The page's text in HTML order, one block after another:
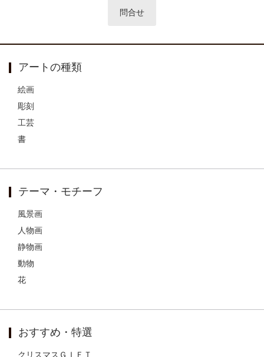
アートの種類
絵画
彫刻
工芸
書
テーマ・モチーフ
風景画
人物画
静物画
動物
花
おすすめ・特選
クリスマスＧＩＦＴ